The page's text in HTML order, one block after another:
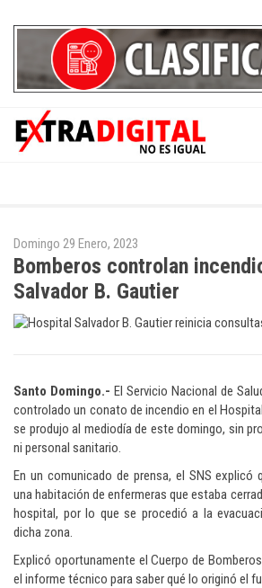
Domingo 29 Enero, 2023
Bomberos controlan
Salvador B. Gautier
Santo Domingo.- El Servicio Nacional de
controlado un conato de incendio en el
se produjo al mediodía de este domingo, sin
ni personal sanitario.
En un comunicado de prensa, el SNS explicó
una habitación de enfermeras que estaba
hospital, por lo que se procedió a la
dicha zona.
Explicó oportunamente el Cuerpo de
el informe técnico para saber qué lo originó el